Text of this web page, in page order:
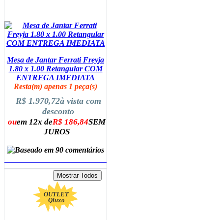
Mesa de Jantar Ferrati Freyja
1.80 x 1.00 Retangular COM
ENTREGA IMEDIATA
Resta(m) apenas 1 peça(s)
R$ 1.970,72à vista com
desconto
ouem 12x deR$ 186,84SEM
JUROS
OUTLET
Qluxo